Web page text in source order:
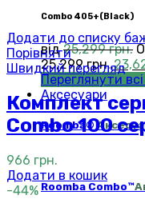
Сombo 405+(Black)
від25,299грн.
25,299 грн..
Переглянути
Аксесуари
Roomba®
Roomba Combo™
Додати до списку
Порівняти
Швидкий перегляд
Комплект
Combo 100
966 грн.
Додати в кошик
-44%